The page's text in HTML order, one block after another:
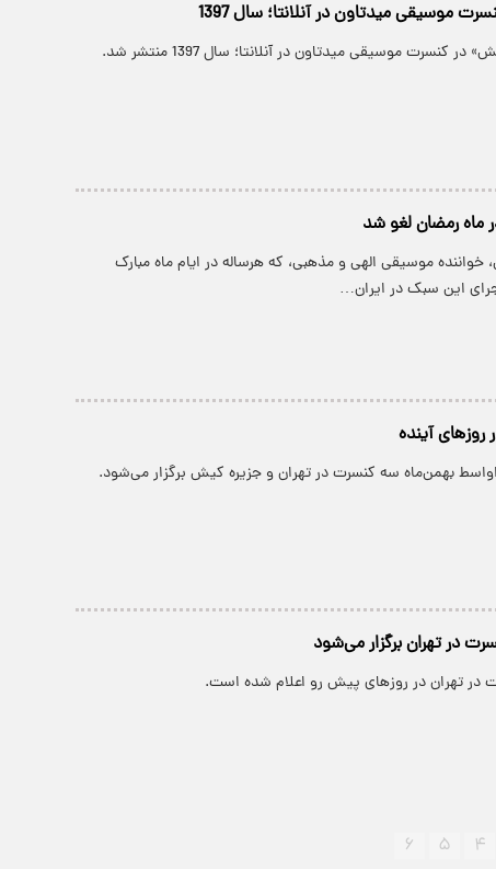
موسیقی میدتاون در آنلانتا؛ سال 1397
کنسرت موسیقی میدتاون در آنلانتا؛ سال 1397 منتشر شد.
رمضان لغو شد
موسیقی الهی و مذهبی، که هرساله در ایام ماه مبارک
این سبک در ایران…
اواسط بهمن‌ماه سه کنسرت در تهران و جزیره کیش برگزار می‌شود.
در تهران برگزار می‌شود
در تهران در روزهای پیش رو اعلام شده است.
۴ ۵ ۶